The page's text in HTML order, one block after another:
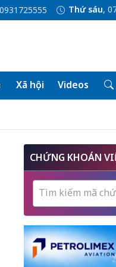
Thứ sáu,
Xã hội Videos
CHỨNG KHOÁN
Tìm kiếm mã